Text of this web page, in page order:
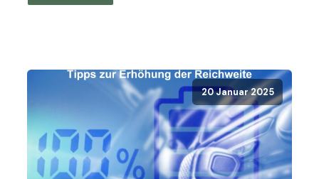
20 Januar 2025